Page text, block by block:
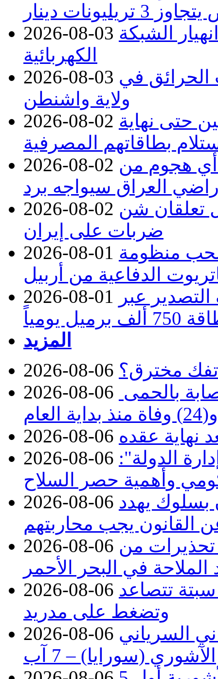
2026-08-03 الشبكة
الكهربائية
2026-08-03 الحرائق في
ولاية واشنطن
2026-08-02 حتى نهاية
بطاقاتهم المصرفية
2026-08-02 أي هجوم من
العراق سيواجه برد
2026-08-02 تعلقان شن
ضربات على إيران
2026-08-01 منظومة
الدفاعية من أربيل
2026-08-01
التصدير عبر
يومياً
المزيد
2026-08-06 مخترق؟
2026-08-06
2026-08-06 نهاية عقده
2026-08-06 الدولة":
وأهمية حصر السلاح
2026-08-06 بسلوك يهدد
القانون يجب محاربتهم
2026-08-06 من
الملاحة في البحر الأحمر
2026-08-06 تتصاعد
وتضغط على مدريد
2026-08-06 السرياني
الآشوري (سورايا) – 7 آب